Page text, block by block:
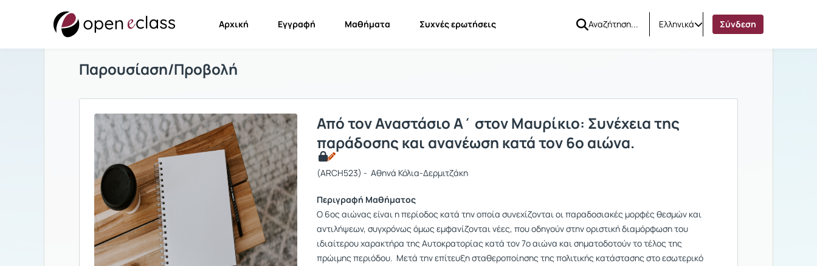
Αρχική Εγγραφή Μαθήματα Συχνές ερωτήσεις Ελληνικά Σύνδεση
Παρουσίαση/Προβολή
Από τον Αναστάσιο Α΄ στον Μαυρίκιο: Συνέχεια της
παράδοσης και ανανέωση κατά τον 6ο αιώνα.
(ARCH523) - Αθηνά Κόλια-Δερμιτζάκη
Περιγραφή Μαθήματος
Ο 6ος αιώνας είναι η περίοδος κατά την οποία συνεχίζονται οι παραδοσιακές μορφές θεσμών και
αντιλήψεων, συγχρόνως όμως εμφανίζονται νέες, που οδηγούν στην οριστική διαμόρφωση του
ιδιαίτερου χαρακτήρα της Αυτοκρατορίας κατά τον 7ο αιώνα και σηματοδοτούν το τέλος της
πρώιμης περιόδου. Μετά την επίτευξη σταθεροποίησης της πολιτικής κατάστασης στο εσωτερικό